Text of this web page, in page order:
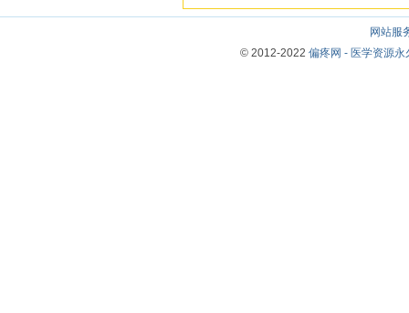
网站服
© 2012-2022偏疼网 - 医学资源